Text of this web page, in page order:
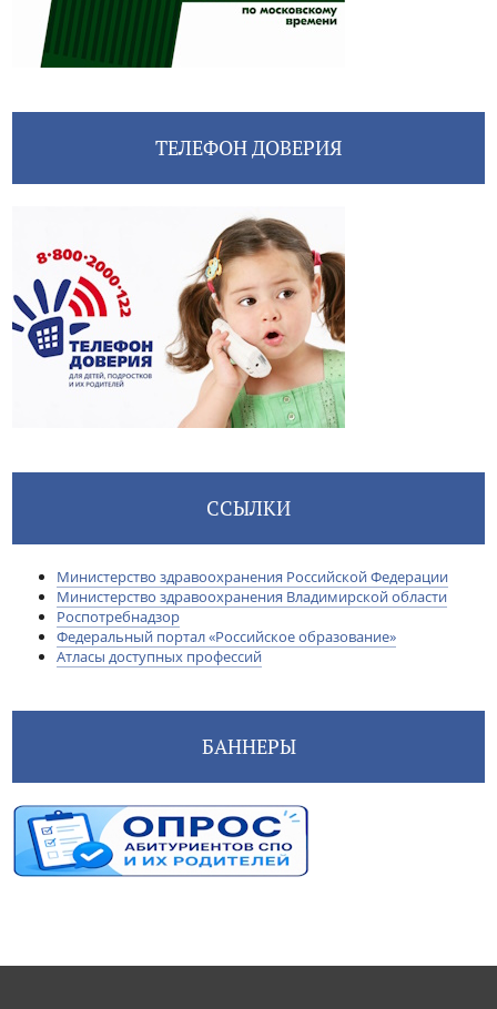
ТЕЛЕФОН ДОВЕРИЯ
ССЫЛКИ
Министерство здравоохранения Российской Федерации
Министерство здравоохранения Владимирской области
Роспотребнадзор
Федеральный портал «Российское образование»
Атласы доступных профессий
БАННЕРЫ